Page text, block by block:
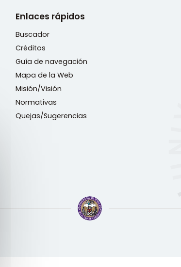
Enlaces rápidos
Buscador
Créditos
Guía de navegación
Mapa de la Web
Misión/Visión
Normativas
Quejas/Sugerencias